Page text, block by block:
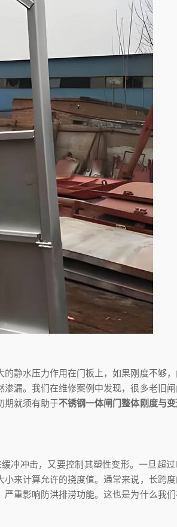
静水压力作用在门板上，如果刚度不够
漏。我们在维修案例中发现，很多老旧
期就须有助于不锈钢一体闸门整体刚度与
冲冲击，又要控制其塑性变形。一旦超过
来计算允许的挠度值。通常来说，长跨度
重影响防洪排涝功能。这也是为什么我